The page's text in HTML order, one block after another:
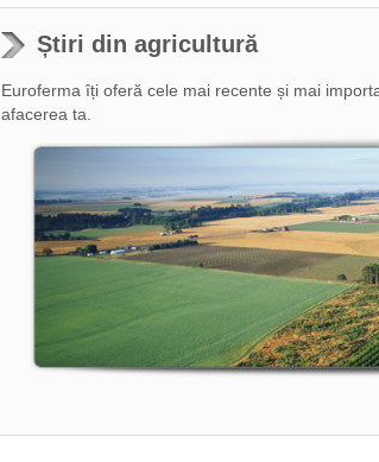
Știri din agricultură
Euroferma îți oferă cele mai recente și mai
afacerea ta.